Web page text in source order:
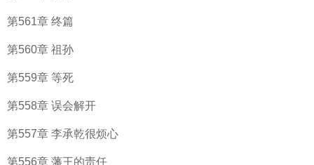
第561章 终篇
第560章 祖孙
第559章 等死
第558章 误会解开
第557章 李承乾很烦心
第556章 藩王的责任